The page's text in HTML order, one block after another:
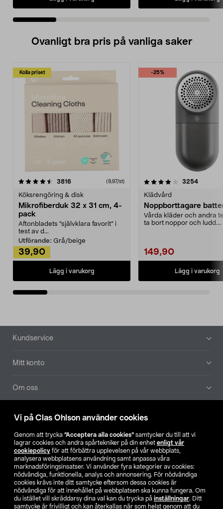
Vi på Clas Ohlson använder cookies
Genom att trycka ”Acceptera alla cookies” samtycker du till att vi
lagrar cookies och andra spårtekniker på din enhet enligt vår
cookiepolicy för att förbättra upplevelsen på vår webbplats,
analysera webbplatsens användning samt anpassa våra
marknadsföringsinsatser. Vi använder fyra kategorier av cookies:
nödvändiga, funktionella, analys och annonsering. För nödvändiga
cookies krävs inte ditt samtycke eftersom dessa cookies är
nödvändiga för att innehållet på webbplatsen ska kunna fungera. Om
du istället vill skräddarsy dina val kan du trycka på inställningar. Ditt
samtycke är frivilligt och kan återkallas när som helst genom att du
Ovanligt bra pris på vanliga saker
Kolla priset
3816recensioner (9,97/st)
Köksrengöring & disk
Mikrofiberduk 32 x 31 cm, 4-
pack
Aftonbladets "självklara favorit” i
test av d...
Utförande: Grå/beige
39,90
Lägg i varukorg
-25%
4.0av 5 stjärnor 3254
Klädvård
Noppborttagare
Vårda kläder och andra
ta bort noppor och ludd.
149,90
Lägg i varukorg
4.5av 5 stjärnor
Sidfot
Kundservice
Mitt konto
Om oss
Aktuellt
Våra bolag
Hitta butik
SE NO FI